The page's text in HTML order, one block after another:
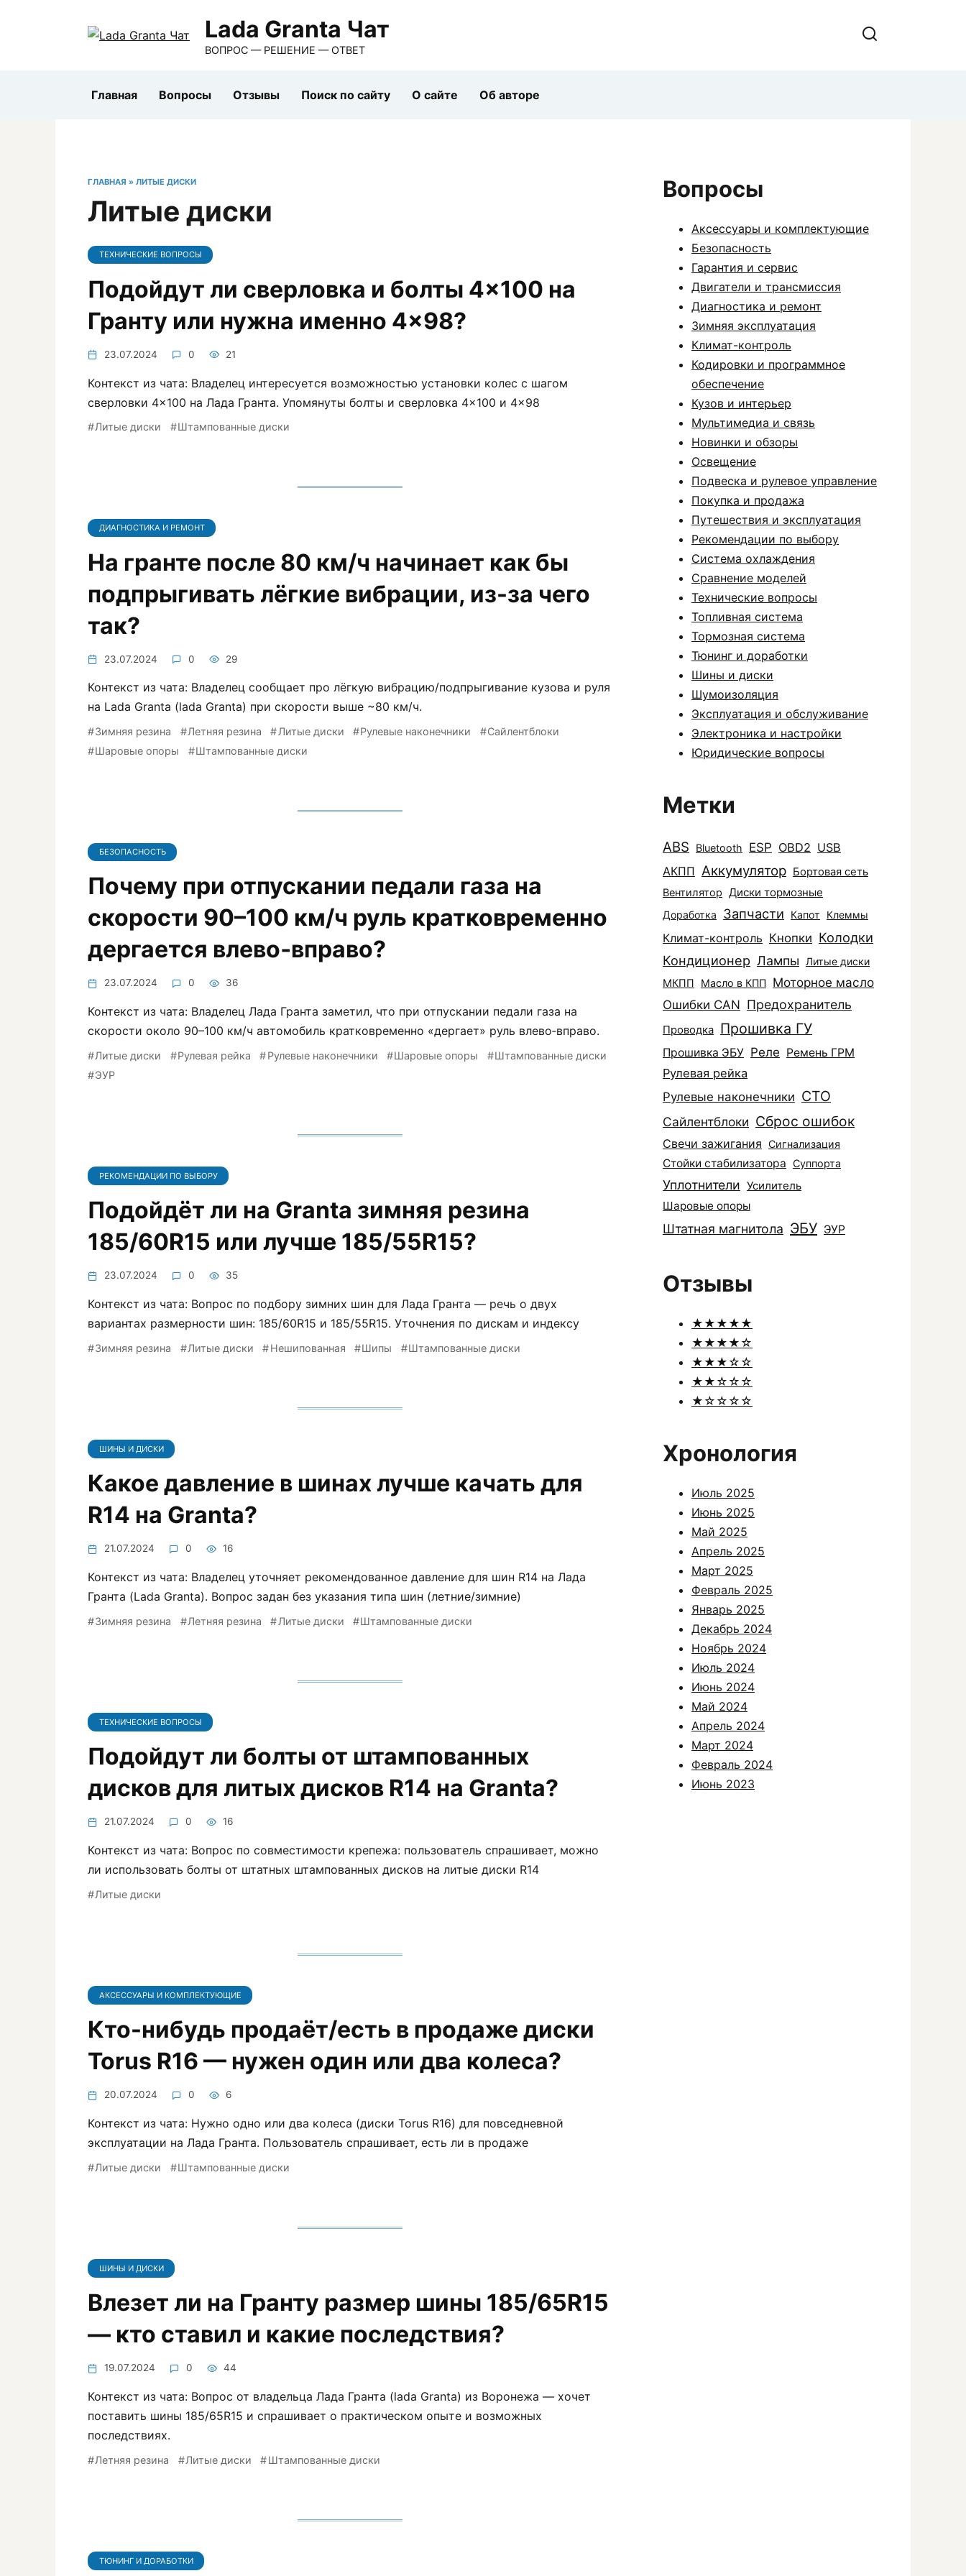
Lada Granta Чат
ВОПРОС — РЕШЕНИЕ — ОТВЕТ
Главная Вопросы Отзывы Поиск по сайту О сайте Об авторе
ГЛАВНАЯ » ЛИТЫЕ ДИСКИ
Литые диски
ТЕХНИЧЕСКИЕ ВОПРОСЫ
Подойдут ли сверловка и болты 4×100 на
Гранту или нужна именно 4×98?
23.07.2024 0 21
Контекст из чата: Владелец интересуется возможностью установки колес с шагом
сверловки 4×100 на Лада Гранта. Упомянуты болты и сверловка 4×100 и 4×98
Литые диски Штампованные диски
ДИАГНОСТИКА И РЕМОНТ
На гранте после 80 км/ч начинает как бы
подпрыгивать лёгкие вибрации, из-за чего
так?
23.07.2024 0 29
Контекст из чата: Владелец сообщает про лёгкую вибрацию/подпрыгивание кузова и руля
на Lada Granta (lada Granta) при скорости выше ~80 км/ч.
Зимняя резина Летняя резина Литые диски Рулевые наконечники
Сайлентблоки
Шаровые опоры
Штампованные диски
БЕЗОПАСНОСТЬ
Почему при отпускании педали газа на
скорости 90–100 км/ч руль кратковременно
дергается влево‑вправо?
23.07.2024 0 36
Контекст из чата: Владелец Лада Гранта заметил, что при отпускании педали газа на
скорости около 90–100 км/ч автомобиль кратковременно «дергает» руль влево‑вправо.
Литые диски Рулевая рейка Рулевые наконечники Шаровые опоры
Штампованные диски
ЭУР
РЕКОМЕНДАЦИИ ПО ВЫБОРУ
Подойдёт ли на Granta зимняя резина
185/60R15 или лучше 185/55R15?
23.07.2024 0 35
Контекст из чата: Вопрос по подбору зимних шин для Лада Гранта — речь о двух
вариантах размерности шин: 185/60R15 и 185/55R15. Уточнения по дискам и индексу
Зимняя резина Литые диски Нешипованная Шипы Штампованные диски
ШИНЫ И ДИСКИ
Какое давление в шинах лучше качать для
R14 на Granta?
21.07.2024 0 16
Контекст из чата: Владелец уточняет рекомендованное давление для шин R14 на Лада
Гранта (Lada Granta). Вопрос задан без указания типа шин (летние/зимние)
Зимняя резина Летняя резина Литые диски Штампованные диски
ТЕХНИЧЕСКИЕ ВОПРОСЫ
Подойдут ли болты от штампованных
дисков для литых дисков R14 на Granta?
21.07.2024 0 16
Контекст из чата: Вопрос по совместимости крепежа: пользователь спрашивает, можно
ли использовать болты от штатных штампованных дисков на литые диски R14
Литые диски
АКСЕССУАРЫ И КОМПЛЕКТУЮЩИЕ
Кто-нибудь продаёт/есть в продаже диски
Torus R16 — нужен один или два колеса?
20.07.2024 0 6
Контекст из чата: Нужно одно или два колеса (диски Torus R16) для повседневной
эксплуатации на Лада Гранта. Пользователь спрашивает, есть ли в продаже
Литые диски Штампованные диски
ШИНЫ И ДИСКИ
Влезет ли на Гранту размер шины 185/65R15
— кто ставил и какие последствия?
19.07.2024 0 44
Контекст из чата: Вопрос от владельца Лада Гранта (lada Granta) из Воронежа — хочет
поставить шины 185/65R15 и спрашивает о практическом опыте и возможных
последствиях.
Летняя резина Литые диски Штампованные диски
ТЮНИНГ И ДОРАБОТКИ
Вопросы
Аксессуары и комплектующие
Безопасность
Гарантия и сервис
Двигатели и трансмиссия
Диагностика и ремонт
Зимняя эксплуатация
Климат-контроль
Кодировки и программное
обеспечение
Кузов и интерьер
Мультимедиа и связь
Новинки и обзоры
Освещение
Подвеска и рулевое управление
Покупка и продажа
Путешествия и эксплуатация
Рекомендации по выбору
Система охлаждения
Сравнение моделей
Технические вопросы
Топливная система
Тормозная система
Тюнинг и доработки
Шины и диски
Шумоизоляция
Эксплуатация и обслуживание
Электроника и настройки
Юридические вопросы
Метки
ABS Bluetooth ESP OBD2 USB
АКПП Аккумулятор Бортовая сеть
Вентилятор Диски тормозные
Доработка Запчасти Капот Клеммы
Климат-контроль Кнопки Колодки
Кондиционер Лампы Литые диски
МКПП Масло в КПП
Моторное масло
Ошибки CAN Предохранитель
Проводка Прошивка ГУ
Прошивка ЭБУ Реле Ремень ГРМ
Рулевая рейка
Рулевые наконечники СТО
Сайлентблоки Сброс ошибок
Свечи зажигания Сигнализация
Стойки стабилизатора Суппорта
Уплотнители Усилитель
Шаровые опоры
Штатная магнитола ЭБУ ЭУР
Отзывы
★★★★★
★★★★☆
★★★☆☆
★★☆☆☆
★☆☆☆☆
Хронология
Июль 2025
Июнь 2025
Май 2025
Апрель 2025
Март 2025
Февраль 2025
Январь 2025
Декабрь 2024
Ноябрь 2024
Июль 2024
Июнь 2024
Май 2024
Апрель 2024
Март 2024
Февраль 2024
Июнь 2023